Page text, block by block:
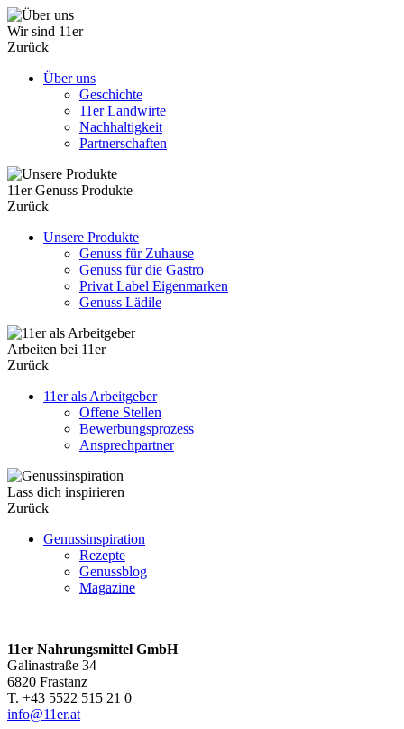
Wir sind 11er
Zurück
Über uns
Geschichte
11er Landwirte
Nachhaltigkeit
Partnerschaften
11er Genuss Produkte
Zurück
Unsere Produkte
Genuss für Zuhause
Genuss für die Gastro
Privat Label Eigenmarken
Genuss Lädile
Arbeiten bei 11er
Zurück
11er als Arbeitgeber
Offene Stellen
Bewerbungsprozess
Ansprechpartner
Lass dich inspirieren
Zurück
Genussinspiration
Rezepte
Genussblog
Magazine
11er Nahrungsmittel GmbH
Galinastraße 34
6820 Frastanz
T. +43 5522 515 21 0
info@11er.at